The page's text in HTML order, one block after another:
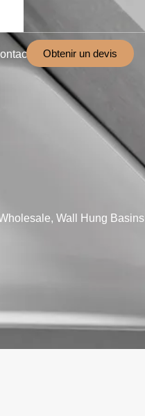
Obtenir un devis
Wall Hung Basins